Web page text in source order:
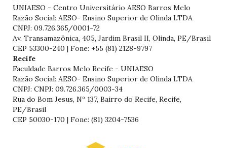
UNIAESO - Centro Universitário AESO Barros Melo
Razão Social: AESO- Ensino Superior de Olinda LTDA
CNPJ: 09.726.365/0001-72
Av. Transamazônica, 405, Jardim Brasil II, Olinda, PE/Brasil
CEP 53300-240 | Fone: +55 (81) 2128-9797
Recife
Faculdade Barros Melo Recife - UNIAESO
Razão Social: AESO- Ensino Superior de Olinda LTDA
CNPJ: CNPJ: 09.726.365/0003-34
Rua do Bom Jesus, Nº 137, Bairro do Recife, Recife,
PE/Brasil
CEP 50030-170 | Fone: (81) 3204-7536